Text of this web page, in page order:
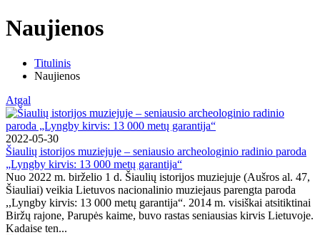
Naujienos
Titulinis
Naujienos
Atgal
2022-05-30
Šiaulių istorijos muziejuje – seniausio archeologinio radinio paroda
„Lyngby kirvis: 13 000 metų garantija“
Nuo 2022 m. birželio 1 d. Šiaulių istorijos muziejuje (Aušros al. 47,
Šiauliai) veikia Lietuvos nacionalinio muziejaus parengta paroda
,,Lyngby kirvis: 13 000 metų garantija“. 2014 m. visiškai atsitiktinai
Biržų rajone, Parupės kaime, buvo rastas seniausias kirvis Lietuvoje.
Kadaise ten...